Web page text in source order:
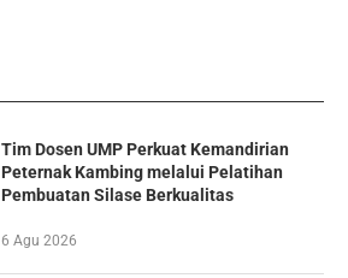
Tim Dosen UMP Perkuat Kemandirian
Peternak Kambing melalui Pelatihan
Pembuatan Silase Berkualitas
6 Agu 2026